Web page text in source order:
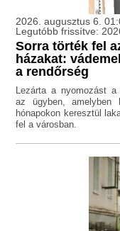
2026. augusztus 6.
Legutóbb frissítve:
Sorra törték fel
házakat:
a rendőrség
Lezárta a nyomozást a
az ügyben, amelyben
hónapokon keresztül
fel a városban.